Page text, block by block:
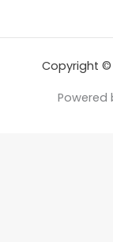
Copyright ©
Powered